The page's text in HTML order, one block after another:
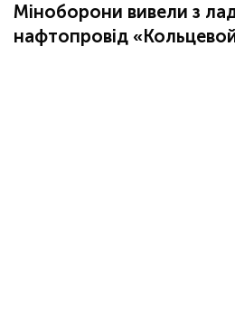
Міноборони вивели з
нафтопровід